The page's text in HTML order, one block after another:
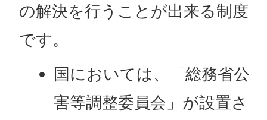
の解決を行うことが出来る制度
です。
国においては、「総務省公
害等調整委員会」が設置さ